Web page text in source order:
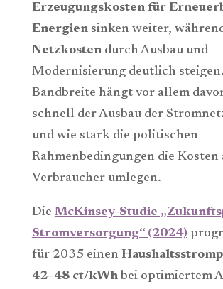
Erzeugungskosten für
Energiensinken weiter,
Netzkostendurch Ausbau und
Modernisierung deutlich
Bandbreite hängt vor allem
schnell der Ausbau der
und wie stark die politischen
Rahmenbedingungen die Kosten
Verbraucher umlegen.
Die McKinsey-Studie
Stromversorgung“ (2024)
für 2035 einen
42–48 ct/kWhbei optimiertem